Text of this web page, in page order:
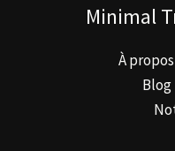
Minimal
À